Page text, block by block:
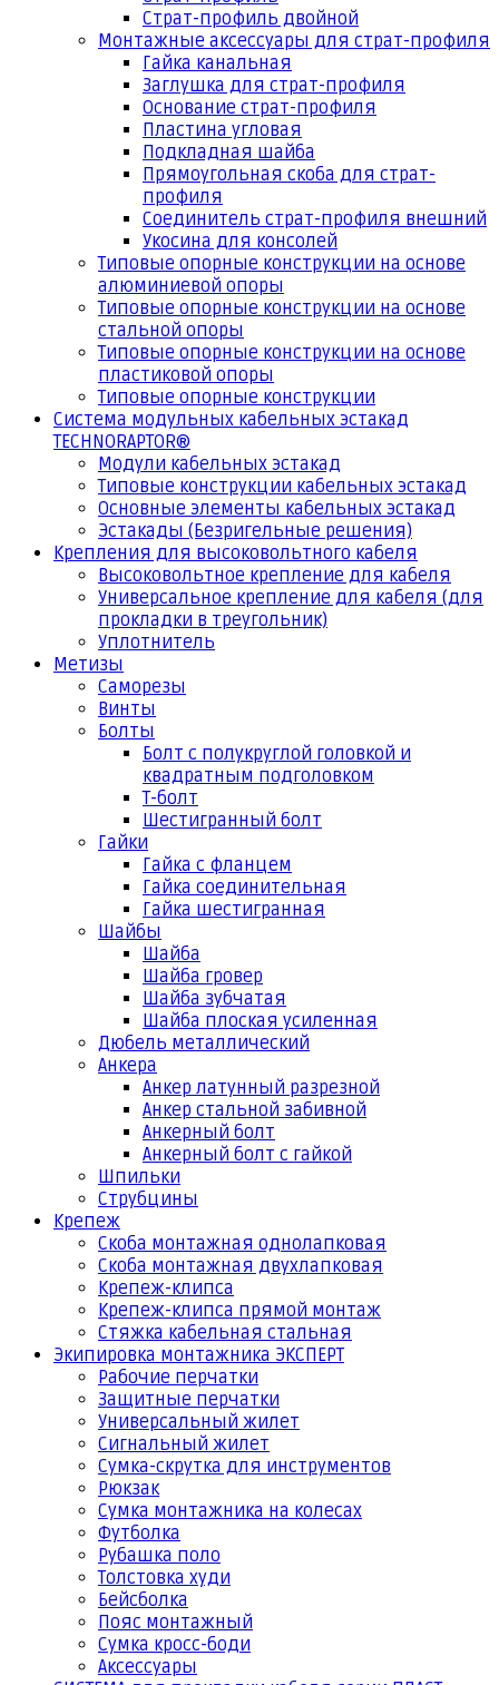
Страт-профиль двойной
Монтажные аксессуары для страт-профиля
Гайка канальная
Заглушка для страт-профиля
Основание страт-профиля
Пластина угловая
Подкладная шайба
Прямоугольная скоба для страт-
профиля
Соединитель страт-профиля внешний
Укосина для консолей
Типовые опорные конструкции на основе
алюминиевой опоры
Типовые опорные конструкции на основе
стальной опоры
Типовые опорные конструкции на основе
пластиковой опоры
Типовые опорные конструкции
Система модульных кабельных эстакад
TECHNORAPTOR®
Модули кабельных эстакад
Типовые конструкции кабельных эстакад
Основные элементы кабельных эстакад
Эстакады (Безригельные решения)
Крепления для высоковольтного кабеля
Высоковольтное крепление для кабеля
Универсальное крепление для кабеля (для
прокладки в треугольник)
Уплотнитель
Метизы
Саморезы
Винты
Болты
Болт с полукруглой головкой и
квадратным подголовком
Т-болт
Шестигранный болт
Гайки
Гайка с фланцем
Гайка соединительная
Гайка шестигранная
Шайбы
Шайба
Шайба гровер
Шайба зубчатая
Шайба плоская усиленная
Дюбель металлический
Анкера
Анкер латунный разрезной
Анкер стальной забивной
Анкерный болт
Анкерный болт с гайкой
Шпильки
Струбцины
Крепеж
Скоба монтажная однолапковая
Скоба монтажная двухлапковая
Крепеж-клипса
Крепеж-клипса прямой монтаж
Стяжка кабельная стальная
Экипировка монтажника ЭКСПЕРТ
Рабочие перчатки
Защитные перчатки
Универсальный жилет
Сигнальный жилет
Сумка-скрутка для инструментов
Рюкзак
Сумка монтажника на колесах
Футболка
Рубашка поло
Толстовка худи
Бейсболка
Пояс монтажный
Сумка кросс-боди
Аксессуары